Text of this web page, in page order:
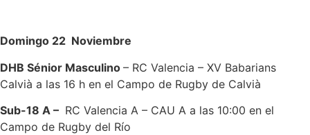
Domingo 22 Noviembre
DHB Sénior Masculino – RC Valencia – XV Babarians
Calvià a las 16 h en el Campo de Rugby de Calvià
Sub-18 A – RC Valencia A – CAU A a las 10:00 en el
Campo de Rugby del Río